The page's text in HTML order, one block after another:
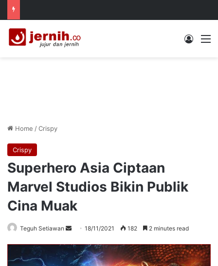
Log In
Home /Crispy
Crispy
Superhero Asia Ciptaan
Marvel Studios Bikin Publik
Cina Muak
Teguh Setiawan
Send
email
18/11/2021 182 2 minutes read